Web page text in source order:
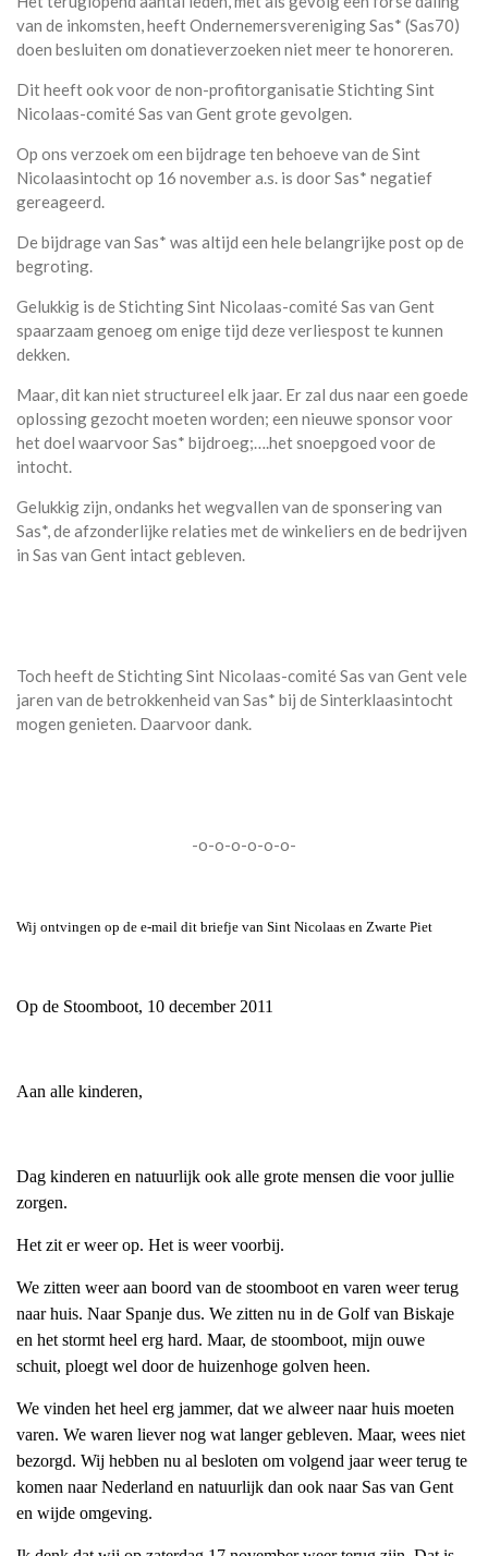
van de inkomsten, heeft Ondernemersvereniging Sas* (Sas70)
doen besluiten om donatieverzoeken niet meer te honoreren.
Dit heeft ook voor de non-profitorganisatie Stichting Sint
Nicolaas-comité Sas van Gent grote gevolgen.
Op ons verzoek om een bijdrage ten behoeve van de Sint
Nicolaasintocht op 16 november a.s. is door Sas* negatief
gereageerd.
De bijdrage van Sas* was altijd een hele belangrijke post op de
begroting.
Gelukkig is de Stichting Sint Nicolaas-comité Sas van Gent
spaarzaam genoeg om enige tijd deze verliespost te kunnen
dekken.
Maar, dit kan niet structureel elk jaar. Er zal dus naar een goede
oplossing gezocht moeten worden; een nieuwe sponsor voor
het doel waarvoor Sas* bijdroeg;….het snoepgoed voor de
intocht.
Gelukkig zijn, ondanks het wegvallen van de sponsering van
Sas*, de afzonderlijke relaties met de winkeliers en de bedrijven
in Sas van Gent intact gebleven.
Toch heeft de Stichting Sint Nicolaas-comité Sas van Gent vele
jaren van de betrokkenheid van Sas* bij de Sinterklaasintocht
mogen genieten. Daarvoor dank.
-o-o-o-o-o-o-
Wij ontvingen op de e-mail dit briefje van Sint Nicolaas en Zwarte Piet
Op de Stoomboot, 10 december 2011
Aan alle kinderen,
Dag kinderen en natuurlijk ook alle grote mensen die voor jullie
zorgen.
Het zit er weer op. Het is weer voorbij.
We zitten weer aan boord van de stoomboot en varen weer terug
naar huis. Naar Spanje dus. We zitten nu in de Golf van Biskaje
en het stormt heel erg hard. Maar, de stoomboot, mijn ouwe
schuit, ploegt wel door de huizenhoge golven heen.
We vinden het heel erg jammer, dat we alweer naar huis moeten
varen. We waren liever nog wat langer gebleven. Maar, wees niet
bezorgd. Wij hebben nu al besloten om volgend jaar weer terug te
komen naar Nederland en natuurlijk dan ook naar Sas van Gent
en wijde omgeving.